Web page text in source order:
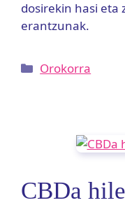
dosirekin hasi eta
erantzunak.
Kategoriak
Orokorra
CBDa